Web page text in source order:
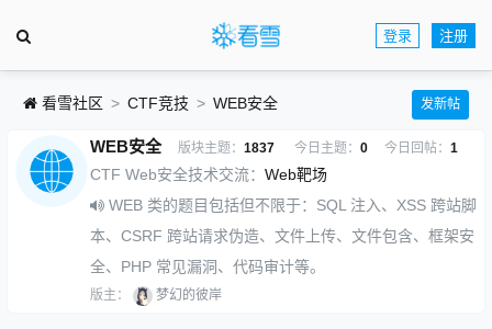
登录 注册
看雪社区 CTF竞技 WEB安全 发新帖
WEB安全 版块主题： 1837 今日主题： 0 今日回帖： 1
CTF Web安全技术交流： Web靶场
WEB 类的题目包括但不限于：SQL 注入、XSS 跨站脚
本、CSRF 跨站请求伪造、文件上传、文件包含、框架安
全、PHP 常见漏洞、代码审计等。
版主： 梦幻的彼岸